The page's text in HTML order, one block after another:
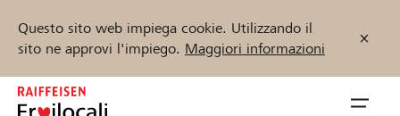
Questo sito web impiega cookie. Utilizzando il
sito ne approvi l'impiego. Maggiori informazioni
Zum
Inhalt